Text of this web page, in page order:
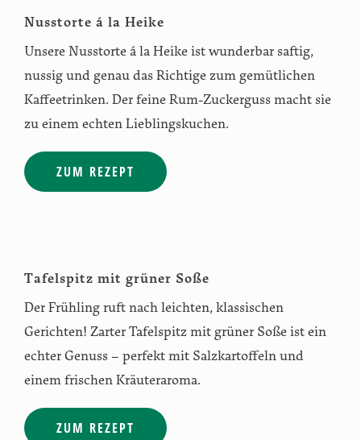
Nusstorte á la Heike
Unsere Nusstorte á la Heike ist wunderbar saftig,
nussig und genau das Richtige zum gemütlichen
Kaffeetrinken. Der feine Rum-Zuckerguss macht sie
zu einem echten Lieblingskuchen.
ZUM REZEPT
Tafelspitz mit grüner Soße
Der Frühling ruft nach leichten, klassischen
Gerichten! Zarter Tafelspitz mit grüner Soße ist ein
echter Genuss – perfekt mit Salzkartoffeln und
einem frischen Kräuteraroma.
ZUM REZEPT